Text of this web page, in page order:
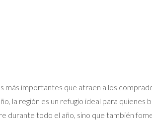
más importantes que atraen a los
la región es un refugio ideal para
durante todo el año, sino que también